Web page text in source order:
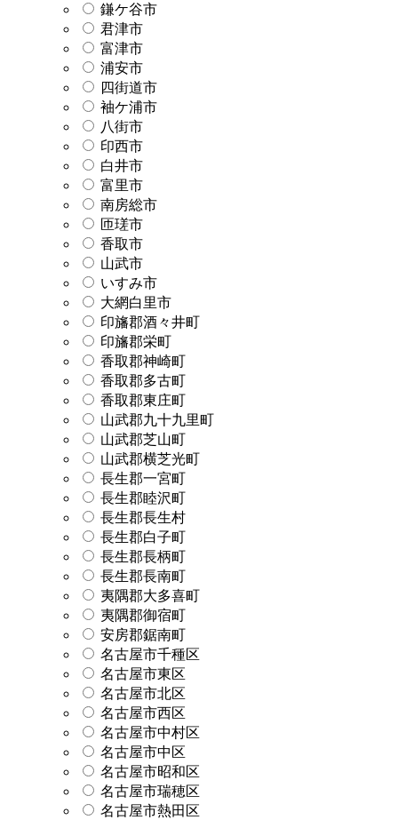
鎌ケ谷市
君津市
富津市
浦安市
四街道市
袖ケ浦市
八街市
印西市
白井市
富里市
南房総市
匝瑳市
香取市
山武市
いすみ市
大網白里市
印旛郡酒々井町
印旛郡栄町
香取郡神崎町
香取郡多古町
香取郡東庄町
山武郡九十九里町
山武郡芝山町
山武郡横芝光町
長生郡一宮町
長生郡睦沢町
長生郡長生村
長生郡白子町
長生郡長柄町
長生郡長南町
夷隅郡大多喜町
夷隅郡御宿町
安房郡鋸南町
名古屋市千種区
名古屋市東区
名古屋市北区
名古屋市西区
名古屋市中村区
名古屋市中区
名古屋市昭和区
名古屋市瑞穂区
名古屋市熱田区